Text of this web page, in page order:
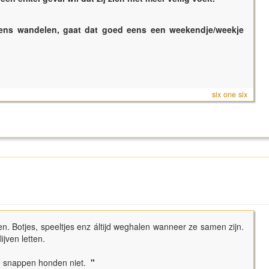
wandelen, gaat dat goed eens een weekendje/weekje
six one six
Botjes, speeltjes enz áltijd weghalen wanneer ze samen zijn.
letten.
honden niet. "